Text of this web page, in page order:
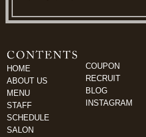
HOME
ABOUT US
MENU
STAFF
SCHEDULE
SALON
COUPON
RECRUIT
BLOG
INSTAGRAM